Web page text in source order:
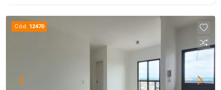
Cód. 12470